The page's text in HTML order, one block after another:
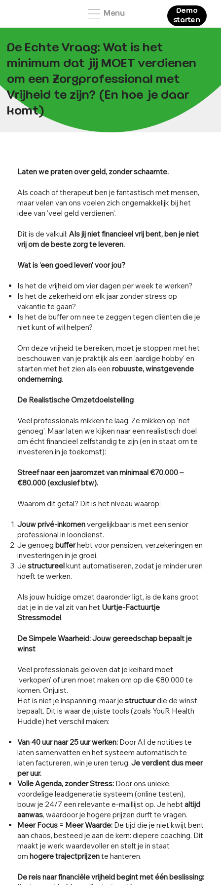
Menu
Demo
starten
De Echte Vraag: Wat is het
minimum dat jij MOET verdienen
om een Zorgprofessional met
Vrijheid te zijn? (En hoe je daar
komt)
Laten we praten over geld, zonder schaamte.
Als coach of therapeut ben je fantastisch met mensen,
maar velen van ons voelen zich ongemakkelijk bij het
idee van 'veel geld verdienen'.
Dit is de valkuil:Als jij niet financieel vrij bent, ben je niet
vrij om de beste zorg te leveren.
Wat is ‘een goed leven’ voor jou?
Is het de vrijheid om vier dagen per week te werken?
Is het de zekerheid om elk jaar zonder stress op
vakantie te gaan?
Is het de buffer om nee te zeggen tegen cliënten die je
niet kunt of wil helpen?
Om deze vrijheid te bereiken, moet je stoppen met het
beschouwen van je praktijk als een 'aardige hobby' en
starten met het zien als eenrobuuste, winstgevende
onderneming.
De Realistische Omzetdoelstelling
Veel professionals mikken te laag. Ze mikken op 'net
genoeg'. Maar laten we kijken naar een realistisch doel
om écht financieel zelfstandig te zijn (en in staat om te
investeren in je toekomst):
Streef naar een jaaromzet van minimaal €70.000 –
€80.000 (exclusief btw).
Waarom dit getal? Dit is het niveau waarop:
Jouw privé-inkomenvergelijkbaar is met een senior
professional in loondienst.
Je genoegbufferhebt voor pensioen, verzekeringen en
investeringen in je groei.
Jestructureelkunt automatiseren, zodat je minder uren
hoeft te werken.
Als jouw huidige omzet daaronder ligt, is de kans groot
dat je in de val zit van het Uurtje-Factuurtje
Stressmodel.
De Simpele Waarheid: Jouw gereedschap bepaalt je
winst
Veel professionals geloven dat je keihard moet
'verkopen' of uren moet maken om op die €80.000 te
komen. Onjuist.
Het is niet je inspanning, maar jestructuurdie de winst
bepaalt. Dit is waar de juiste tools (zoals YouR Health
Huddle) het verschil maken:
Van 40 uur naar 25 uur werken: Door AI de notities te
laten samenvatten en het systeem automatisch te
laten factureren, win je uren terug.Je verdient dus meer
per uur.
Volle Agenda, zonder Stress: Door ons unieke,
voordelige leadgeneratie systeem (online testen),
bouw je 24/7 een relevante e-maillijst op. Je hebtaltijd
aanwas, waardoor je hogere prijzen durft te vragen.
Meer Focus = Meer Waarde: De tijd die je niet kwijt bent
aan chaos, besteed je aan de kern: diepere coaching. Dit
maakt je werk waardevoller en stelt je in staat
omhogere trajectprijzente hanteren.
De reis naar financiële vrijheid begint met één beslissing: